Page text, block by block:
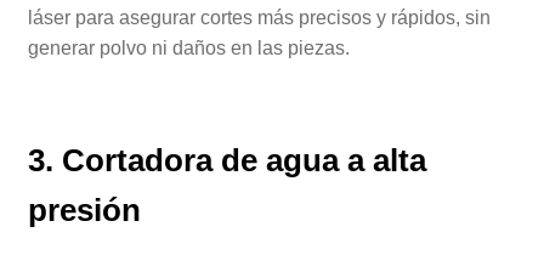
láser para asegurar cortes más precisos y rápidos, sin
generar polvo ni daños en las piezas.
3. Cortadora de agua a alta
presión